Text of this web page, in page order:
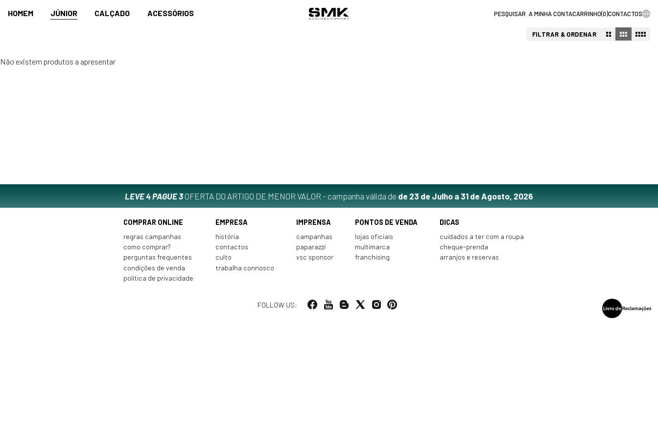
HOMEM JÚNIOR CALÇADO ACESSÓRIOS A MINHA CONTACARRINHO(0)CONTACTOS
FILTRAR & ORDENAR
Não existem produtos a apresentar
LEVE 4 PAGUE 3OFERTA DO ARTIGO DE MENOR VALOR - campanha válida de de 23 de Julho a 31 de Agosto, 2026
COMPRAR ONLINE
regras campanhas
como comprar?
perguntas frequentes
condições de venda
política de privacidade
EMPRESA
história
contactos
culto
trabalha connosco
IMPRENSA
campanhas
paparazzi
vsc sponsor
PONTOS DE VENDA
lojas oficiais
multimarca
franchising
DICAS
cuidados a ter com a roupa
cheque-prenda
arranjos e reservas
FOLLOW US: